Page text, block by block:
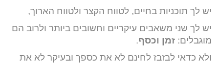
יש לך תוכניות בחיים, לטווח הקצר ולטווח הארוך,
יש לך שני משאבים עיקריים וחשובים ביותר ולרוב הם
מוגבלים: זמן וכסף.
ולא כדאי לבזבז לחינם לא את כספך ובעיקר לא את